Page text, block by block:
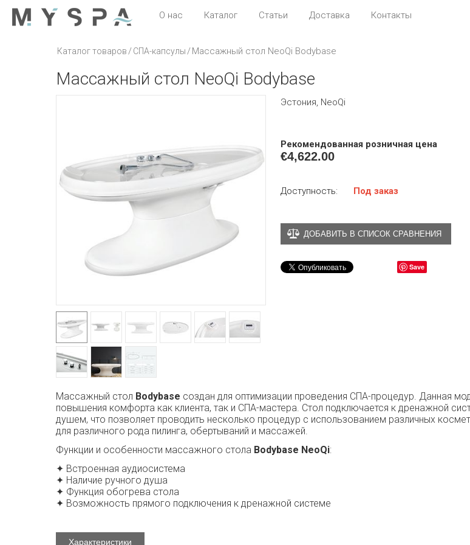
О нас Каталог Статьи Доставка Контакты
Каталог товаров/СПА-капсулы/Массажный стол NeoQi Bodybase
Массажный стол NeoQi Bodybase
Эстония, NeoQi
Рекомендованная розничная цена
€4,622.00
Доступность: Под заказ
ДОБАВИТЬ В СПИСОК СРАВНЕНИЯ
Save
Массажный стол Bodybase создан для оптимизации проведения СПА-процедур. Данная
повышения комфорта как клиента, так и СПА-мастера. Стол подключается к дренажной
душем, что позволяет проводить несколько процедур с использованием различных
для различного рода пилинга, обертываний и массажей.
Функции и особенности массажного стола Bodybase NeoQi:
✦ Встроенная аудиосистема
✦ Наличие ручного душа
✦ Функция обогрева стола
✦ Возможность прямого подключения к дренажной системе
Характеристики